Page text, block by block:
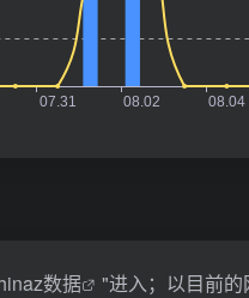
数据
"进入；以目前